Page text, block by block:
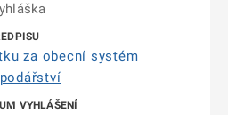
za obecní systém